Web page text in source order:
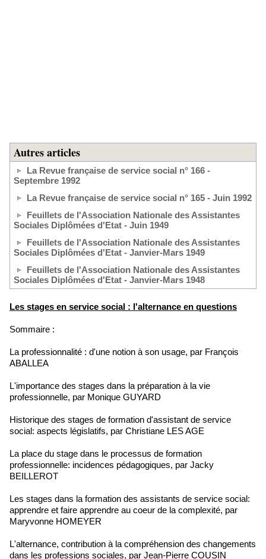
Autres articles
La Revue française de service social n° 166 -
Septembre 1992
La Revue française de service social n° 165 - Juin 1992
Feuillets de l'Association Nationale des Assistantes
Sociales Diplômées d'Etat - Juin 1949
Feuillets de l'Association Nationale des Assistantes
Sociales Diplômées d'Etat - Janvier-Mars 1949
Feuillets de l'Association Nationale des Assistantes
Sociales Diplômées d'Etat - Janvier-Mars 1948
Les stages en service social : l'alternance en questions
Sommaire :
La professionnalité : d'une notion à son usage, par François
ABALLEA
L'importance des stages dans la préparation à la vie
professionnelle, par Monique GUYARD
Historique des stages de formation d'assistant de service
social: aspects législatifs, par Christiane LES AGE
La place du stage dans le processus de formation
professionnelle: incidences pédagogiques, par Jacky
BEILLEROT
Les stages dans la formation des assistants de service social:
apprendre et faire apprendre au coeur de la complexité, par
Maryvonne HOMEYER
L'alternance, contribution à la compréhension des changements
dans les professions sociales, par Jean-Pierre COUSIN